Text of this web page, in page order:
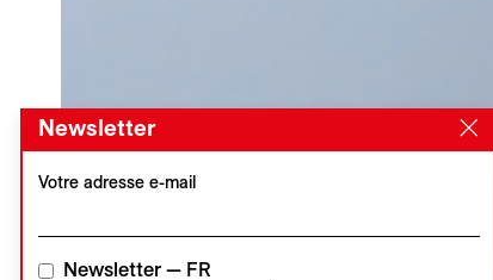
Newsletter
Votre adresse e-mail
Newsletter — FR